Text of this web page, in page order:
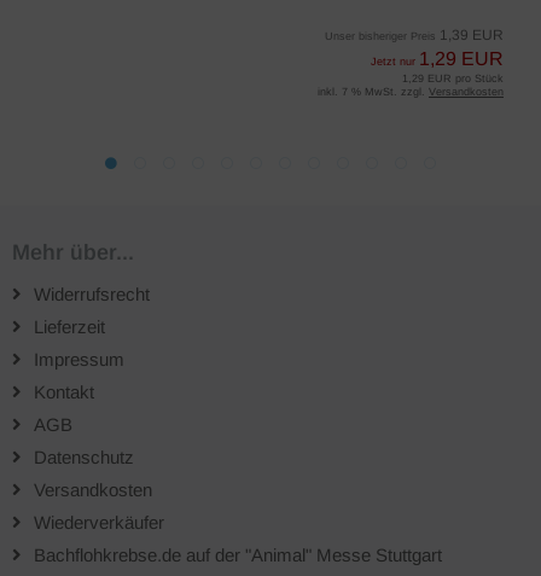
Unser bisheriger Preis 1,39 EUR
Jetzt nur 1,29 EUR
1,29 EUR pro Stück
inkl. 7 % MwSt. zzgl. Versandkosten
Mehr über...
Widerrufsrecht
Lieferzeit
Impressum
Kontakt
AGB
Datenschutz
Versandkosten
Wiederverkäufer
Bachflohkrebse.de auf der "Animal" Messe Stuttgart